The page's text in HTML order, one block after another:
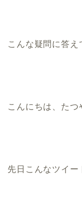
こんな疑問に答え
こんにちは、たつ
先日こんなツイー